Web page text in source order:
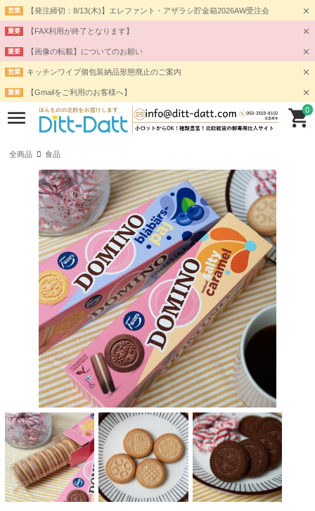
営業 【発注締切：8/13(木)】エレファント・アザラシ貯金箱2026AW受注会
重要 【FAX利用が終了となります】
重要 【画像の転載】についてのお願い
営業 キッチンワイプ個包装納品形態廃止のご案内
重要 【Gmailをご利用のお客様へ】
0
全商品 食品